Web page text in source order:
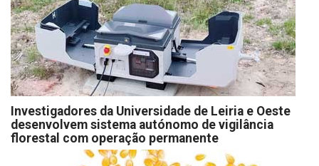
Investigadores da Universidade de Leiria e Oeste
desenvolvem sistema autónomo de vigilância
florestal com operação permanente